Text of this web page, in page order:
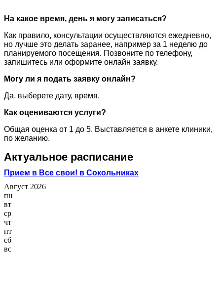
На какое время, день я могу записаться?
Как правило, консультации осуществляются ежедневно,
но лучше это делать заранее, например за 1 неделю до
планируемого посещения. Позвоните по телефону,
запишитесь или оформите онлайн заявку.
Могу ли я подать заявку онлайн?
Да, выберете дату, время.
Как оцениваются услуги?
Общая оценка от 1 до 5. Выставляется в анкете клиники,
по желанию.
Актуальное расписание
Прием в Все свои! в Сокольниках
Август 2026
пн
вт
ср
чт
пт
сб
вс